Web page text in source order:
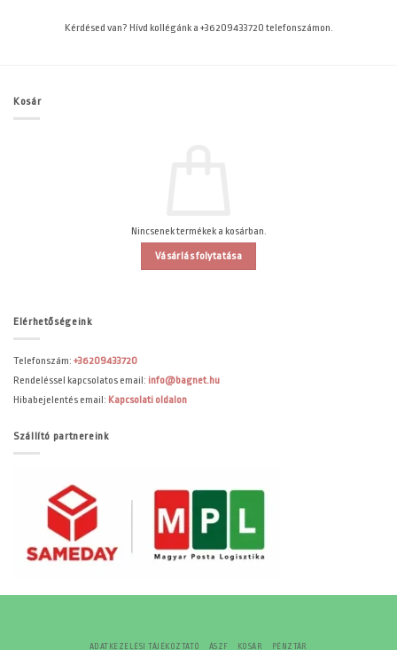
Kérdésed van? Hívd kollégánk a +36209433720 telefonszámon.
Kosár
Nincsenek termékek a kosárban.
Vásárlás folytatása
Elérhetőségeink
Telefonszám: +36209433720
Rendeléssel kapcsolatos email: info@bagnet.hu
Hibabejelentés email: Kapcsolati oldalon
Szállító partnereink
ADATKEZELÉSI TÁJÉKOZTATÓ ÁSZF KOSÁR PÉNZTÁR